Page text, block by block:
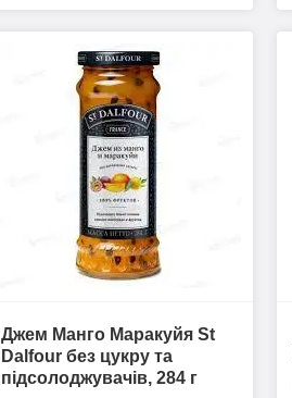
Джем Манго Маракуйя St
Dalfour без цукру та
підсолоджувачів, 284 г